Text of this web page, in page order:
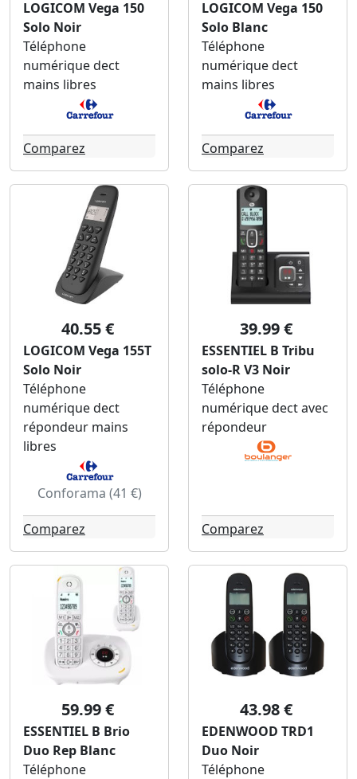
LOGICOM Vega 150
Solo Noir
Téléphone
numérique dect
mains libres
Comparez
LOGICOM Vega 150
Solo Blanc
Téléphone
numérique dect
mains libres
Comparez
40.55 €
LOGICOM Vega 155T
Solo Noir
Téléphone
numérique dect
répondeur mains
libres
Conforama (41 €)
Comparez
39.99 €
ESSENTIEL B Tribu
solo-R V3 Noir
Téléphone
numérique dect avec
répondeur
Comparez
59.99 €
ESSENTIEL B Brio
Duo Rep Blanc
Téléphone
43.98 €
EDENWOOD TRD1
Duo Noir
Téléphone